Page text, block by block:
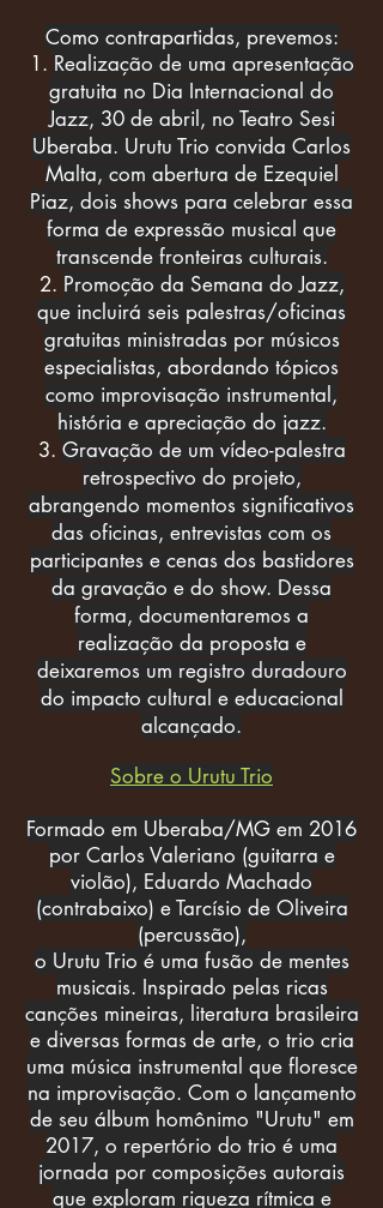
Como contrapartidas, prevemos:
Realização de uma apresentação
gratuita no Dia Internacional do
Jazz, 30 de abril, no Teatro Sesi
Uberaba. Urutu Trio convida Carlos
Malta, com abertura de Ezequiel
Piaz, dois shows para celebrar essa
forma de expressão musical que
transcende fronteiras culturais.
Promoção da Semana do Jazz,
que incluirá seis palestras/oficinas
gratuitas ministradas por músicos
especialistas, abordando tópicos
como improvisação instrumental,
história e apreciação do jazz.
Gravação de um vídeo-palestra
retrospectivo do projeto,
abrangendo momentos significativos
das oficinas, entrevistas com os
participantes e cenas dos bastidores
da gravação e do show. Dessa
forma, documentaremos a
realização da proposta e
deixaremos um registro duradouro
do impacto cultural e educacional
alcançado.
Sobre o Urutu Trio
Formado em Uberaba/MG em 2016
por Carlos Valeriano (guitarra e
violão), Eduardo Machado
(contrabaixo) e Tarcísio de Oliveira
(percussão),
o Urutu Trio é uma fusão de mentes
musicais. Inspirado pelas ricas
canções mineiras, literatura brasileira
e diversas formas de arte, o trio cria
uma música instrumental que floresce
na improvisação. Com o lançamento
de seu álbum homônimo "Urutu" em
2017, o repertório do trio é uma
jornada por composições autorais
que exploram riqueza rítmica e